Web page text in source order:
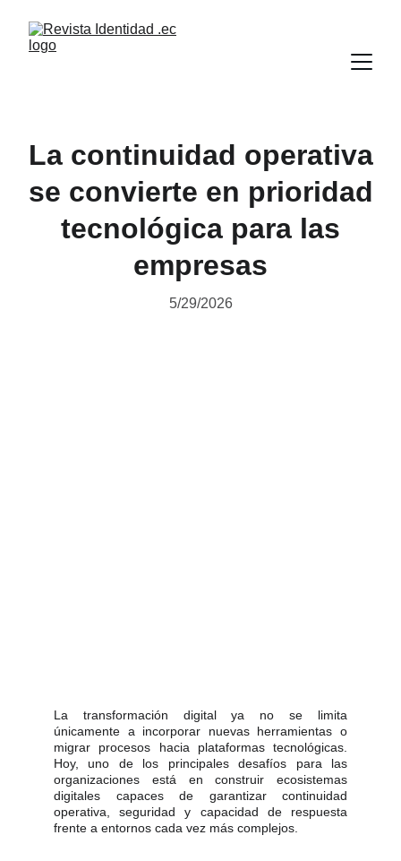
La continuidad operativa
se convierte en prioridad
tecnológica para las
empresas
5/29/2026
La transformación digital ya no se limita
únicamente a incorporar nuevas herramientas o
migrar procesos hacia plataformas tecnológicas.
Hoy, uno de los principales desafíos para las
organizaciones está en construir ecosistemas
digitales capaces de garantizar continuidad
operativa, seguridad y capacidad de respuesta
frente a entornos cada vez más complejos.